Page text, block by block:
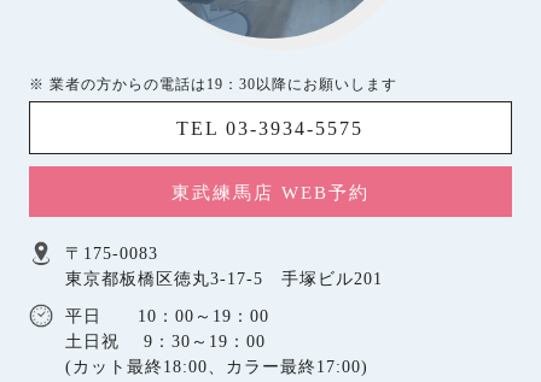
※ 業者の方からの電話は19：30以降にお願いします
TEL 03-3934-5575
東武練馬店 WEB予約
〒175-0083
東京都板橋区徳丸3-17-5 手塚ビル201
平日 10：00～19：00
土日祝 9：30～19：00
(カット最終18:00、カラー最終17:00)